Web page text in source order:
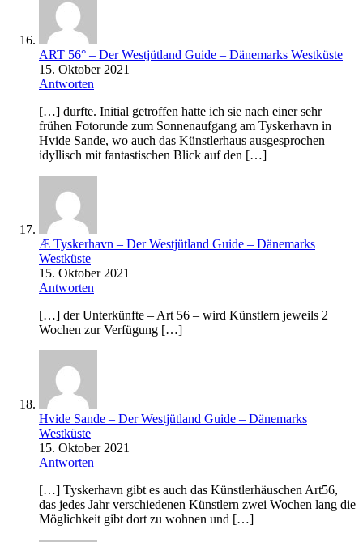
ART 56° – Der Westjütland Guide – Dänemarks Westküste
15. Oktober 2021
Antworten
[…] durfte. Initial getroffen hatte ich sie nach einer sehr
frühen Fotorunde zum Sonnenaufgang am Tyskerhavn in
Hvide Sande, wo auch das Künstlerhaus ausgesprochen
idyllisch mit fantastischen Blick auf den […]
Æ Tyskerhavn – Der Westjütland Guide – Dänemarks
Westküste
15. Oktober 2021
Antworten
[…] der Unterkünfte – Art 56 – wird Künstlern jeweils 2
Wochen zur Verfügung […]
Hvide Sande – Der Westjütland Guide – Dänemarks
Westküste
15. Oktober 2021
Antworten
[…] Tyskerhavn gibt es auch das Künstlerhäuschen Art56,
das jedes Jahr verschiedenen Künstlern zwei Wochen lang die
Möglichkeit gibt dort zu wohnen und […]